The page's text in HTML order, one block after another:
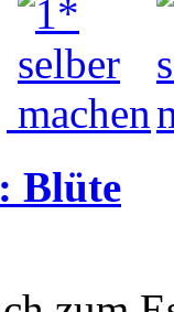
Blüte